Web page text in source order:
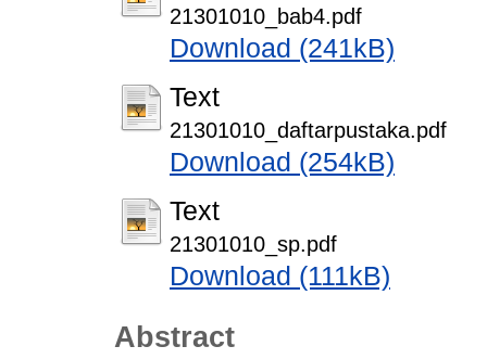
21301010_bab4.pdf
Download (241kB)
Text
21301010_daftarpustaka.pdf
Download (254kB)
Text
21301010_sp.pdf
Download (111kB)
Abstract